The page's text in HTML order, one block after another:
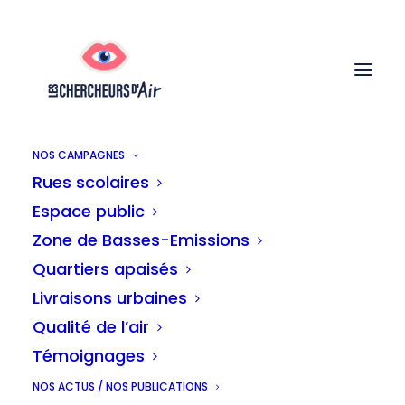
NOS CAMPAGNES
Rues scolaires
Espace public
Zone de Basses-Emissions
Quartiers apaisés
Livraisons urbaines
Qualité de l’air
Témoignages
NOS ACTUS / NOS PUBLICATIONS
Geraldine
Je m’appelle Géraldine, je suis bruxelloise.
Architecte de formation, je suis
passionnée par les villes et la manière
dont nous pouvons les fréquenter et les
expérimenter de la façon la plus